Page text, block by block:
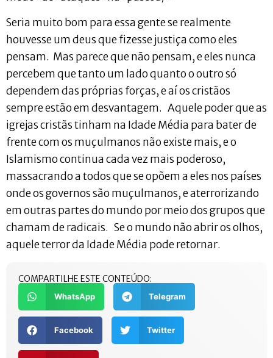
Seria muito bom para essa gente se realmente
houvesse um deus que fizesse justiça como eles
pensam. Mas parece que não pensam, e eles nunca
percebem que tanto um lado quanto o outro só
dependem das próprias forças, e aí os cristãos
sempre estão em desvantagem. Aquele poder que as
igrejas cristãs tinham na Idade Média para bater de
frente com os muçulmanos não existe mais, e o
Islamismo continua cada vez mais poderoso,
massacrando a todos que se opõem a eles nos países
onde os governos são muçulmanos, e aterrorizando
em outras partes do mundo por meio dos grupos que
chamam de radicais. Se o mundo não abrir os olhos,
aquele terror da Idade Média pode retornar.
COMPARTILHE ESTE CONTEÚDO:
WhatsApp Telegram
Facebook Twitter